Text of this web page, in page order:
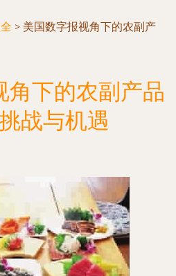
> 美国数字报视角下的农副产
角下的农副产品
战与机遇